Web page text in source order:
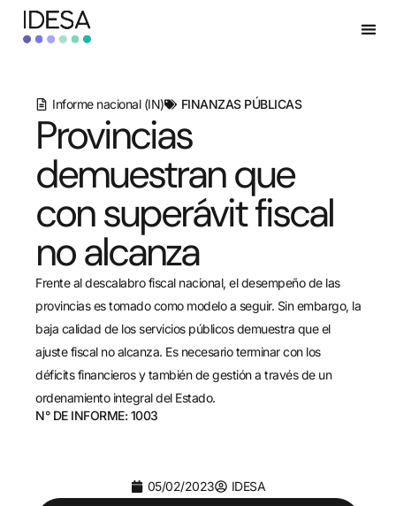
Informe nacional (IN) FINANZAS PÚBLICAS
Provincias
demuestran que
con superávit fiscal
no alcanza
Frente al descalabro fiscal nacional, el desempeño de las
provincias es tomado como modelo a seguir. Sin embargo, la
baja calidad de los servicios públicos demuestra que el
ajuste fiscal no alcanza. Es necesario terminar con los
déficits financieros y también de gestión a través de un
ordenamiento integral del Estado.
N° DE INFORME: 1003
05/02/2023 IDESA